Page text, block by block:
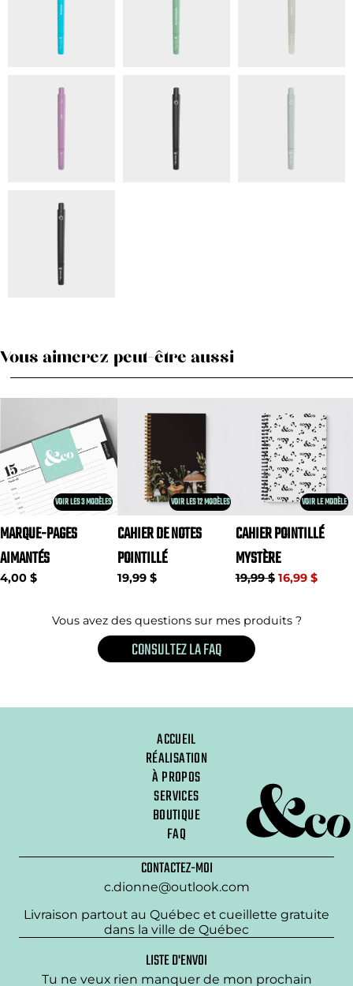
Vous aimerez peut-être aussi
VOIR LES 3 MODÈLES
MARQUE-PAGES
AIMANTÉS
4,00 $
VOIR LES 12 MODÈLES
CAHIER DE NOTES
POINTILLÉ
19,99 $
VOIR LE MODÈLE
CAHIER POINTILLÉ
MYSTÈRE
19,99 $ 16,99 $
Vous avez des questions sur mes produits ?
CONSULTEZ LA FAQ
ACCUEIL
RÉALISATION
À PROPOS
SERVICES
BOUTIQUE
FAQ
CONTACTEZ-MOI
c.dionne@outlook.com
Livraison partout au Québec et cueillette gratuite
dans la ville de Québec
LISTE D'ENVOI
Tu ne veux rien manquer de mon prochain